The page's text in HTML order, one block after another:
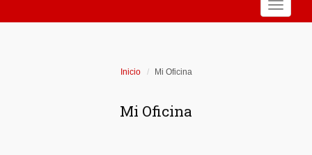
Toggle
Inicio Mi Oficina
Mi Oficina